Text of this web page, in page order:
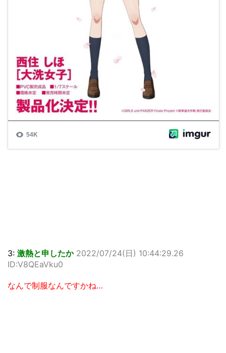
3: 激熱と申したか 2022/07/24(日) 10:44:29.26
ID:V8QEaVku0
なんで制服なんですかね…